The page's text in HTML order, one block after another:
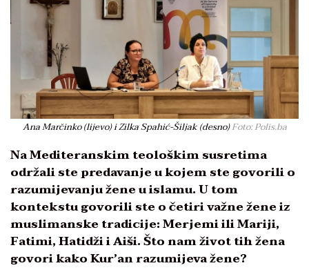
Ana Marčinko (lijevo) i Zilka Spahić-Šiljak (desno)Foto: Polis.ba
Na Mediteranskim teološkim susretima
održali ste predavanje u kojem ste govorili o
razumijevanju žene u islamu. U tom
kontekstu govorili ste o četiri važne žene iz
muslimanske tradicije: Merjemi ili Mariji,
Fatimi, Hatidži i Aiši. Što nam život tih žena
govori kako Kur’an razumijeva žene?